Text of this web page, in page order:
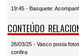
19:45 - Basquete:
CONTEÚDO
26/03/25 - Vasco posta
confira